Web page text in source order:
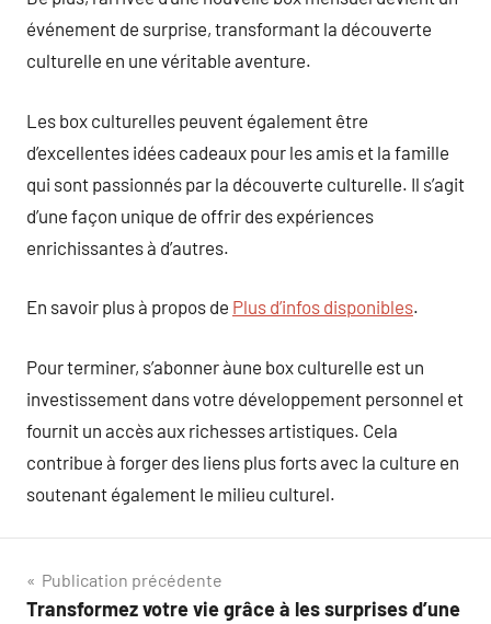
événement de surprise, transformant la découverte
culturelle en une véritable aventure.
Les box culturelles peuvent également être
d’excellentes idées cadeaux pour les amis et la famille
qui sont passionnés par la découverte culturelle. Il s’agit
d’une façon unique de offrir des expériences
enrichissantes à d’autres.
En savoir plus à propos de Plus d’infos disponibles.
Pour terminer, s’abonner àune box culturelle est un
investissement dans votre développement personnel et
fournit un accès aux richesses artistiques. Cela
contribue à forger des liens plus forts avec la culture en
soutenant également le milieu culturel.
Navigation
Publication précédente
Transformez votre vie grâce à les surprises d’une